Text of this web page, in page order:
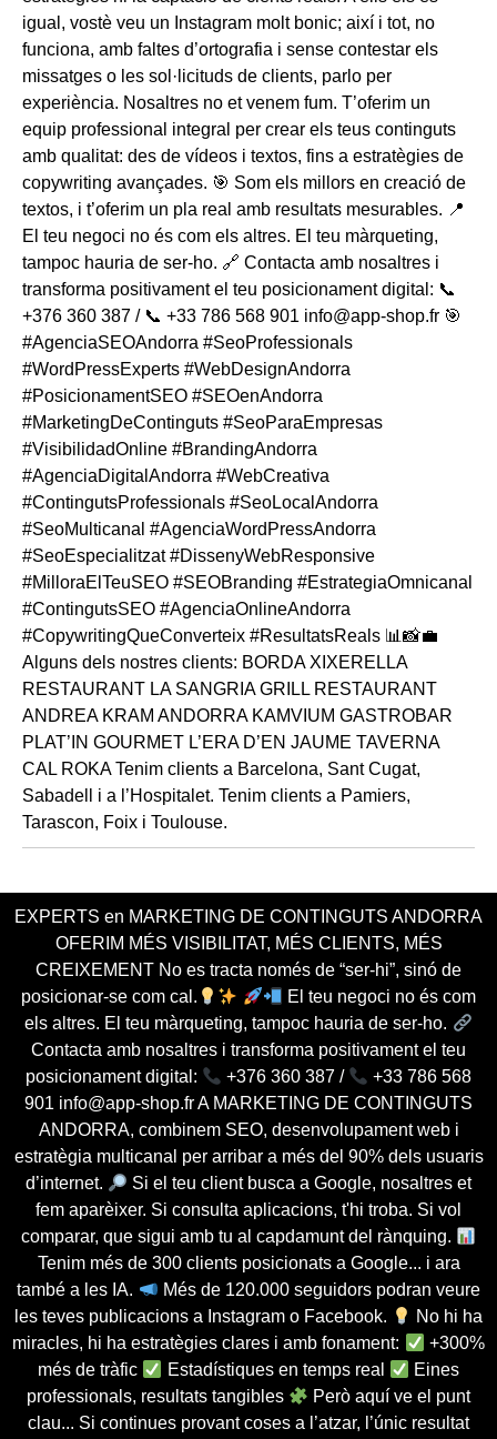
EXPERTS en MARKETING DE CONTINGUTS ANDORRA
OFERIM MÉS VISIBILITAT, MÉS CLIENTS, MÉS
CREIXEMENT No es tracta només de “ser-hi”, sinó de
posicionar-se com cal.
El teu negoci no és com
els altres. El teu màrqueting, tampoc hauria de ser-ho.
Contacta amb nosaltres i transforma positivament el teu
posicionament digital:
+376 360 387 /
+33 786 568
901 info@app-shop.fr A MARKETING DE CONTINGUTS
ANDORRA, combinem SEO, desenvolupament web i
estratègia multicanal per arribar a més del 90% dels usuaris
d’internet.
Si el teu client busca a Google, nosaltres et
fem aparèixer. Si consulta aplicacions, t'hi troba. Si vol
comparar, que sigui amb tu al capdamunt del rànquing.
Tenim més de 300 clients posicionats a Google... i ara
també a les IA.
Més de 120.000 seguidors podran veure
les teves publicacions a Instagram o Facebook.
No hi ha
miracles, hi ha estratègies clares i amb fonament:
+300%
més de tràfic
Estadístiques en temps real
Eines
professionals, resultats tangibles
Però aquí ve el punt
clau... Si continues provant coses a l’atzar, l’únic resultat